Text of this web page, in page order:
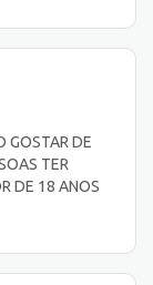
GOSTAR DE
TER
DE 18 ANOS